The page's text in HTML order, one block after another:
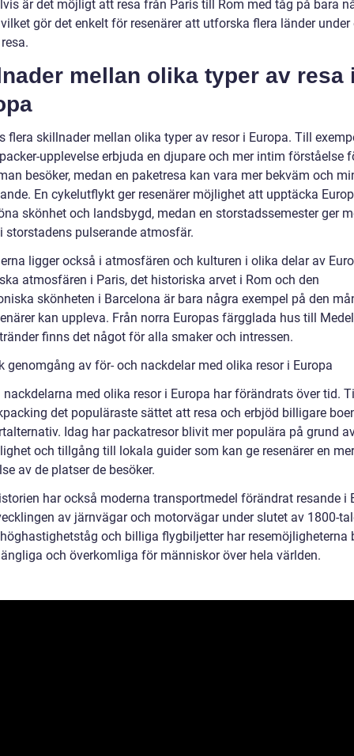
är det möjligt att resa från Paris till Rom med tåg på bara
gör det enkelt för resenärer att utforska flera länder under
mellan olika typer av resa
flera skillnader mellan olika typer av resor i Europa. Till
upplevelse erbjuda en djupare och mer intim förståelse
besöker, medan en paketresa kan vara mer bekväm och
En cykelutflykt ger resenärer möjlighet att upptäcka
skönhet och landsbygd, medan en storstadssemester ger
storstadens pulserande atmosfär.
ligger också i atmosfären och kulturen i olika delar av
atmosfären i Paris, det historiska arvet i Rom och den
skönheten i Barcelona är bara några exempel på den
kan uppleva. Från norra Europas färgglada hus till
finns det något för alla smaker och intressen.
genomgång av för- och nackdelar med olika resor i Europa
nackdelarna med olika resor i Europa har förändrats över tid.
det populäraste sättet att resa och erbjöd billigare
Idag har packatresor blivit mer populära på grund
och tillgång till lokala guider som kan ge resenärer en
av de platser de besöker.
har också moderna transportmedel förändrat resande i
av järnvägar och motorvägar under slutet av 1800-
och billiga flygbiljetter har resemöjligheterna
och överkomliga för människor över hela världen.